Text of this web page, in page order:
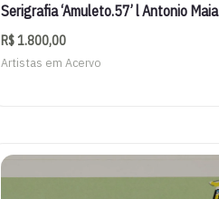
Serigrafia ‘Amuleto.57’ l Antonio Maia
R$1.800,00
Artistas em Acervo